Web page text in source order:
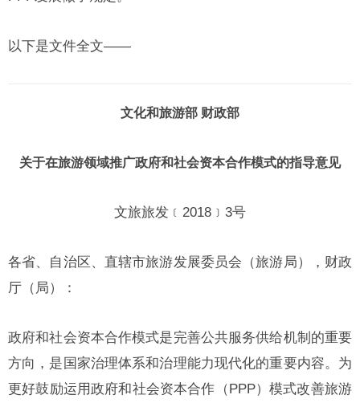
以下是文件全文——
文化和旅游部 财政部
关于在旅游领域推广政府和社会资本合作模式的指导意见
文旅旅发﹝2018﹞3号
各省、自治区、直辖市旅游发展委员会（旅游局），财政
厅（局）：
政府和社会资本合作模式是完善公共服务供给机制的重要
方向，是国家治理体系和治理能力现代化的重要内容。为
更好鼓励运用政府和社会资本合作（PPP）模式改善旅游